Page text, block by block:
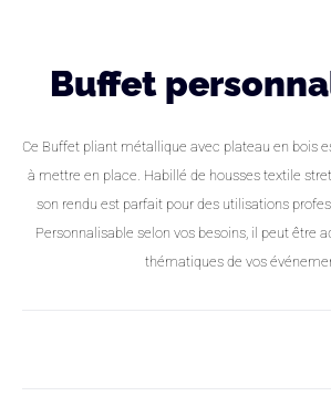
Buffet
Ce Buffet pliant métallique avec plateau en bois
à mettre en place. Habillé de housses textile
son rendu est parfait pour des utilisations
Personnalisable selon vos besoins, il peut être
thématiques de vos